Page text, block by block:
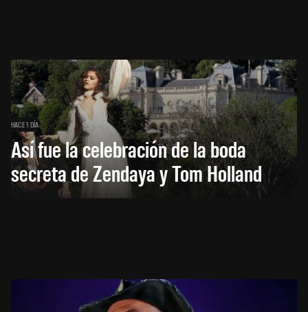
HACE 1 DÍA
Así fue la celebración de la boda
secreta de Zendaya y Tom Holland